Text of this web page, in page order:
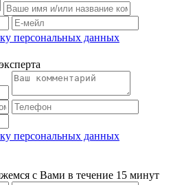
персональных данных
персональных данных
с Вами в течение 15 минут